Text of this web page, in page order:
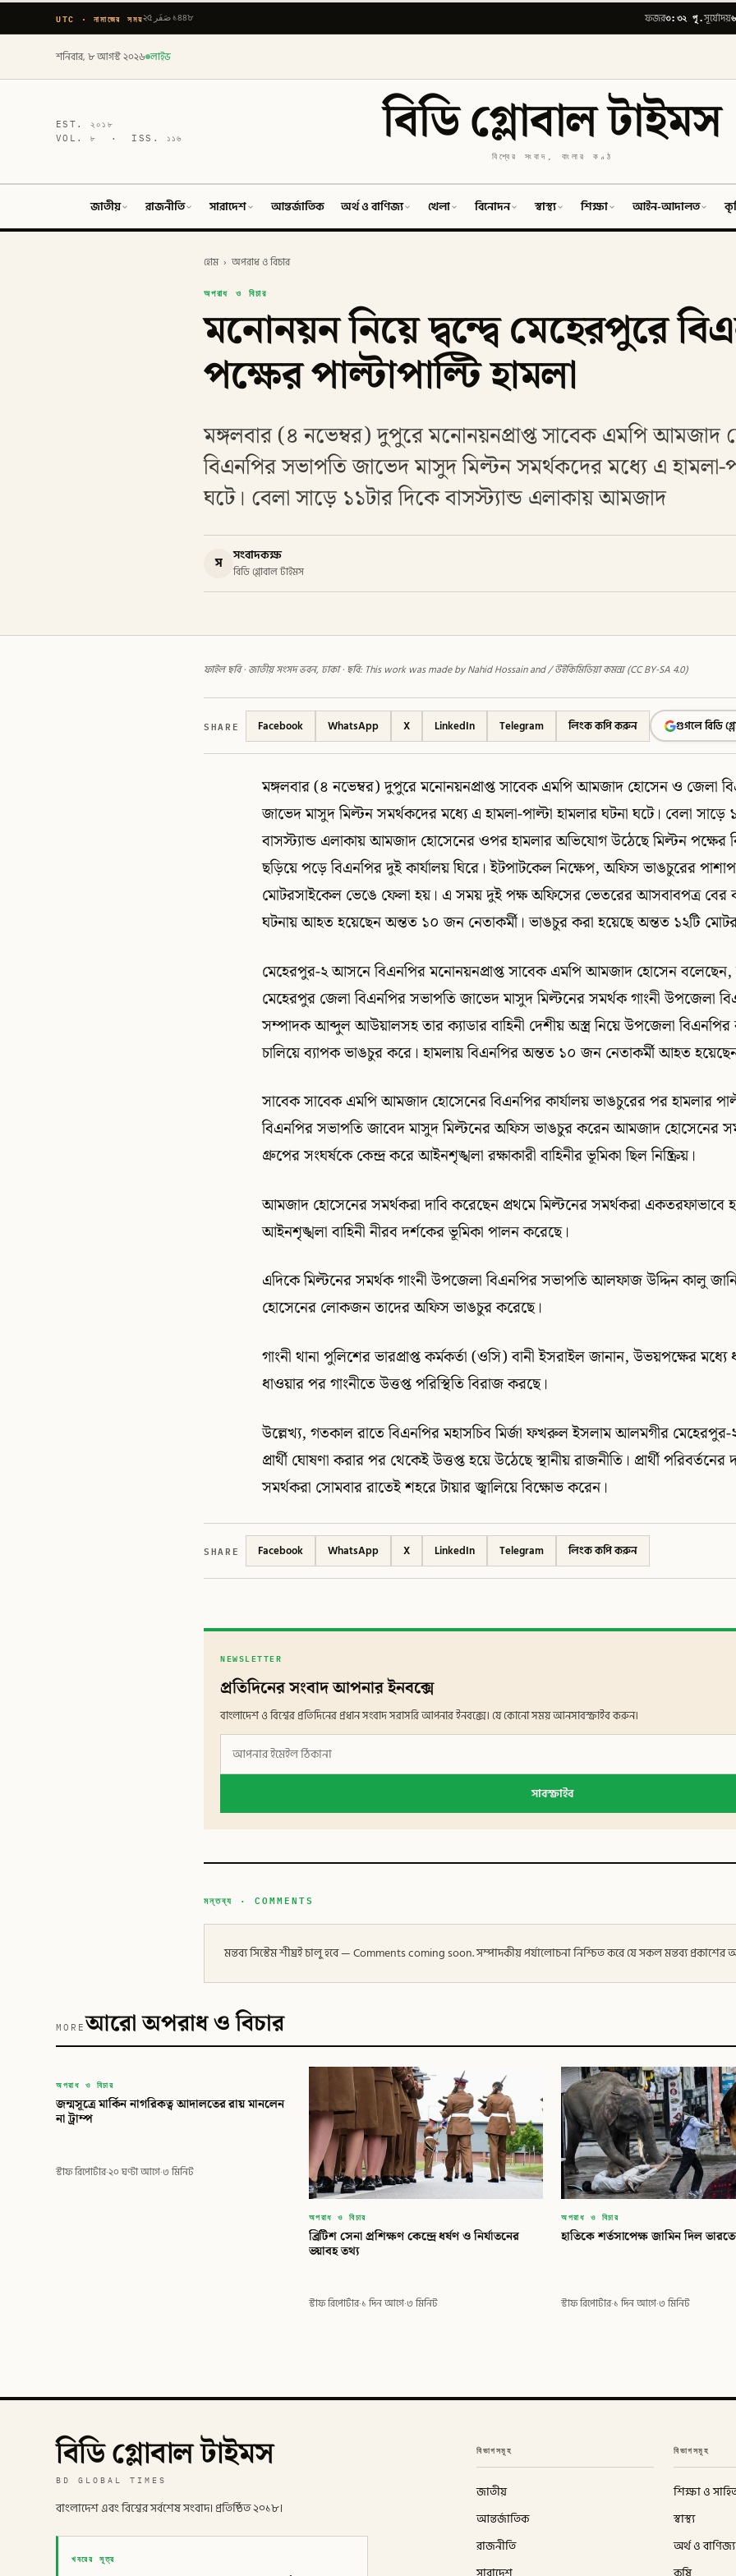
UTC · নামাজের সময় ২৫ صَفَر ১৪৪৮ ফজর৩:৩২ পূ.সূর্যোদয়
শনিবার, ৮ আগস্ট ২০২৬ লাইভ
EST.২০১৮
VOL.৮ · ISS. ১১৬ বিডি গ্লোবাল টাইমস
বিশ্বের সংবাদ, বাংলার কণ্ঠ
জাতীয় রাজনীতি সারাদেশ আন্তর্জাতিক অর্থ ও বাণিজ্য খেলা বিনোদন স্বাস্থ্য শিক্ষা আইন-আদালত
হোম › অপরাধ ও বিচার
অপরাধ ও বিচার
মনোনয়ন নিয়ে দ্বন্দ্বে মেহেরপুরে
পক্ষের পাল্টাপাল্টি হামলা
মঙ্গলবার (৪ নভেম্বর) দুপুরে মনোনয়নপ্রাপ্ত সাবেক এমপি
বিএনপির সভাপতি জাভেদ মাসুদ মিল্টন সমর্থকদের মধ্যে এ হামলা-
ঘটে। বেলা সাড়ে ১১টার দিকে বাসস্ট্যান্ড এলাকায় আমজাদ
স সংবাদকক্ষ
বিডি গ্লোবাল টাইমস
ফাইল ছবি · জাতীয় সংসদ ভবন, ঢাকা · ছবি: This work was made by Nahid Hossain and / উইকিমিডিয়া কমন্স (CC BY-SA 4.0)
SHARE Facebook WhatsApp X LinkedIn Telegram লিংক কপি করুন গুগলে বিডি
মঙ্গলবার (৪ নভেম্বর) দুপুরে মনোনয়নপ্রাপ্ত সাবেক এমপি আমজাদ হোসেন ও জেলা
জাভেদ মাসুদ মিল্টন সমর্থকদের মধ্যে এ হামলা-পাল্টা হামলার ঘটনা ঘটে। বেলা সাড়ে
বাসস্ট্যান্ড এলাকায় আমজাদ হোসেনের ওপর হামলার অভিযোগ উঠেছে মিল্টন পক্ষের
ছড়িয়ে পড়ে বিএনপির দুই কার্যালয় ঘিরে। ইটপাটকেল নিক্ষেপ, অফিস ভাঙচুরের
মোটরসাইকেল ভেঙে ফেলা হয়। এ সময় দুই পক্ষ অফিসের ভেতরের আসবাবপত্র
ঘটনায় আহত হয়েছেন অন্তত ১০ জন নেতাকর্মী। ভাঙচুর করা হয়েছে অন্তত ১২টি
মেহেরপুর-২ আসনে বিএনপির মনোনয়নপ্রাপ্ত সাবেক এমপি আমজাদ হোসেন
মেহেরপুর জেলা বিএনপির সভাপতি জাভেদ মাসুদ মিল্টনের সমর্থক গাংনী উপজেলা
সম্পাদক আব্দুল আউয়ালসহ তার ক্যাডার বাহিনী দেশীয় অস্ত্র নিয়ে উপজেলা বিএনপির
চালিয়ে ব্যাপক ভাঙচুর করে। হামলায় বিএনপির অন্তত ১০ জন নেতাকর্মী আহত
সাবেক সাবেক এমপি আমজাদ হোসেনের বিএনপির কার্যালয় ভাঙচুরের পর হামলার
বিএনপির সভাপতি জাবেদ মাসুদ মিল্টনের অফিস ভাঙচুর করেন আমজাদ হোসেনের
গ্রুপের সংঘর্ষকে কেন্দ্র করে আইনশৃঙ্খলা রক্ষাকারী বাহিনীর ভূমিকা ছিল নিষ্ক্রিয়।
আমজাদ হোসেনের সমর্থকরা দাবি করেছেন প্রথমে মিল্টনের সমর্থকরা একতরফাভাবে
আইনশৃঙ্খলা বাহিনী নীরব দর্শকের ভূমিকা পালন করেছে।
এদিকে মিল্টনের সমর্থক গাংনী উপজেলা বিএনপির সভাপতি আলফাজ উদ্দিন কালু
হোসেনের লোকজন তাদের অফিস ভাঙচুর করেছে।
গাংনী থানা পুলিশের ভারপ্রাপ্ত কর্মকর্তা (ওসি) বানী ইসরাইল জানান, উভয়পক্ষের মধ্যে
ধাওয়ার পর গাংনীতে উত্তপ্ত পরিস্থিতি বিরাজ করছে।
উল্লেখ্য, গতকাল রাতে বিএনপির মহাসচিব মির্জা ফখরুল ইসলাম আলমগীর
প্রার্থী ঘোষণা করার পর থেকেই উত্তপ্ত হয়ে উঠেছে স্থানীয় রাজনীতি। প্রার্থী পরিবর্তনের
সমর্থকরা সোমবার রাতেই শহরে টায়ার জ্বালিয়ে বিক্ষোভ করেন।
SHARE Facebook WhatsApp X LinkedIn Telegram লিংক কপি করুন
NEWSLETTER
প্রতিদিনের সংবাদ আপনার ইনবক্সে
বাংলাদেশ ও বিশ্বের প্রতিদিনের প্রধান সংবাদ সরাসরি আপনার ইনবক্সে। যে কোনো সময় আনসাবস্ক্রাইব করুন।
সাবস্ক্রাইব
মন্তব্য · COMMENTS
মন্তব্য সিস্টেম শীঘ্রই চালু হবে — Comments coming soon. সম্পাদকীয় পর্যালোচনা নিশ্চিত করে যে সকল মন্তব্য
MOREআরো অপরাধ ও বিচার
বিডি
বিডি গ্লোবাল টাইমস
অপরাধ ও বিচার
জন্মসূত্রে মার্কিন নাগরিকত্ব আদালতের রায় মানলেন
না ট্রাম্প
স্টাফ রিপোর্টার·২০ ঘণ্টা আগে·৩ মিনিট
অপরাধ ও বিচার
ব্রিটিশ সেনা প্রশিক্ষণ কেন্দ্রে ধর্ষণ ও নির্যাতনের
ভয়াবহ তথ্য
স্টাফ রিপোর্টার·১ দিন আগে·৩ মিনিট
অপরাধ ও বিচার
হাতিকে শর্তসাপেক্ষ জামিন দিল
স্টাফ রিপোর্টার·১ দিন আগে·৩ মিনিট
বিডি গ্লোবাল টাইমস
BD GLOBAL TIMES
বাংলাদেশ এবং বিশ্বের সর্বশেষ সংবাদ। প্রতিষ্ঠিত ২০১৮।
খবরের সূত্র
বিভাগসমূহ
জাতীয়
আন্তর্জাতিক
রাজনীতি
বিভাগসমূহ
শিক্ষা ও
স্বাস্থ্য
অর্থ ও বাণিজ্য